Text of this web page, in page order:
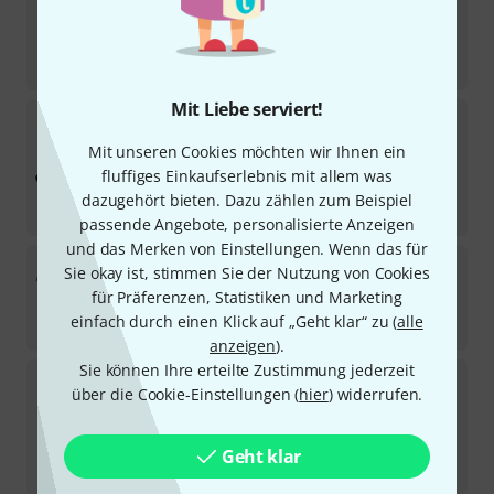
Mit Liebe serviert!
Mit unseren Cookies möchten wir Ihnen ein
fluffiges Einkaufserlebnis mit allem was
dazugehört bieten. Dazu zählen zum Beispiel
passende Angebote, personalisierte Anzeigen
und das Merken von Einstellungen. Wenn das für
Sie okay ist, stimmen Sie der Nutzung von Cookies
für Präferenzen, Statistiken und Marketing
einfach durch einen Klick auf „Geht klar“ zu (alle
anzeigen).
Sie können Ihre erteilte Zustimmung jederzeit
über die Cookie-Einstellungen (hier) widerrufen.
Geht klar
Sofort lieferbar
ShurePGA Drumkit 4
Sofort lieferbar
349 €
UVP:389 €
-10%
Beta 52A Stand Bundle
Sofort lieferbar
265€
Shure Nexadyne Drum Bundle
Sofort lieferbar
925€